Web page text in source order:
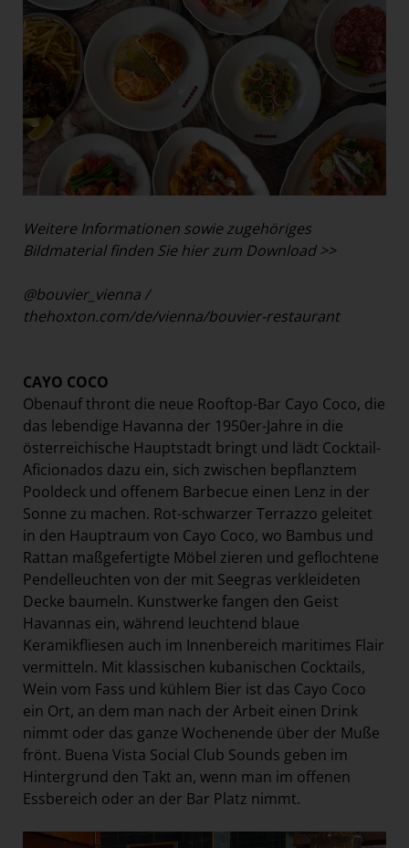
Weitere Informationen sowie zugehöriges
Bildmaterial finden Sie hier zum Download >>
@bouvier_vienna/
thehoxton.com/de/vienna/bouvier-restaurant
CAYO COCO
Obenauf thront die neue Rooftop-Bar Cayo Coco, die
das lebendige Havanna der 1950er-Jahre in die
österreichische Hauptstadt bringt und lädt Cocktail-
Aficionados dazu ein, sich zwischen bepflanztem
Pooldeck und offenem Barbecue einen Lenz in der
Sonne zu machen. Rot-schwarzer Terrazzo geleitet
in den Hauptraum von Cayo Coco, wo Bambus und
Rattan maßgefertigte Möbel zieren und geflochtene
Pendelleuchten von der mit Seegras verkleideten
Decke baumeln. Kunstwerke fangen den Geist
Havannas ein, während leuchtend blaue
Keramikfliesen auch im Innenbereich maritimes Flair
vermitteln. Mit klassischen kubanischen Cocktails,
Wein vom Fass und kühlem Bier ist das Cayo Coco
ein Ort, an dem man nach der Arbeit einen Drink
nimmt oder das ganze Wochenende über der Muße
frönt. Buena Vista Social Club Sounds geben im
Hintergrund den Takt an, wenn man im offenen
Essbereich oder an der Bar Platz nimmt.